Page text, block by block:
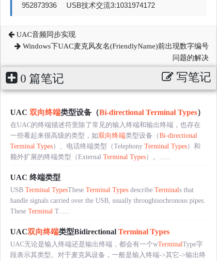
952873936 USB技术交流3:1031974172
UAC音频同步实现
Windows下UAC麦克风友名(FriendlyName)前出现数字编号
问题的解决
0 篇笔记 写笔记
UAC 双向终端类型设备（Bi-directional Terminal Types）
在UAC的终端描述符里除了常见的输入终端和输出终端，也存在
一些看起来很高级的类型，如双向终端类型设备（Bi-directional
Terminal Types）、电话终端类型（Telephony Terminal Types）和
额外扩展的终端类型（External Terminal Types）。......
UAC 终端类型
USB Terminal TypesThese Terminal Types describe Terminals that
handle signals carried over the USB, usually throughisochronous pipes.
These Terminal T......
UAC双向终端类型Bidirectional Terminal Types
UAC无论是输入终端还是输出终端，都会有一个wTerminalType字
段表示其类型。对于麦克风设备，一般是输入终端->其它->输出终